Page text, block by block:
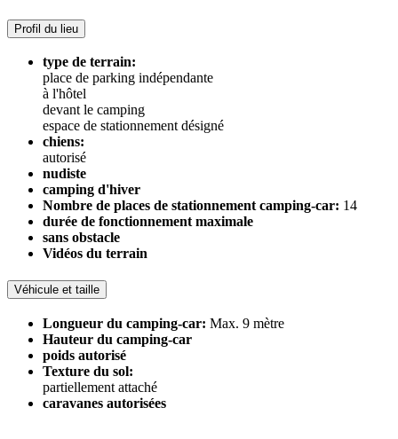
Profil du lieu
type de terrain:
place de parking indépendante
à l'hôtel
devant le camping
espace de stationnement désigné
chiens:
autorisé
nudiste
camping d'hiver
Nombre de places de stationnement camping-car: 14
durée de fonctionnement maximale
sans obstacle
Vidéos du terrain
Véhicule et taille
Longueur du camping-car: Max. 9 mètre
Hauteur du camping-car
poids autorisé
Texture du sol:
partiellement attaché
caravanes autorisées